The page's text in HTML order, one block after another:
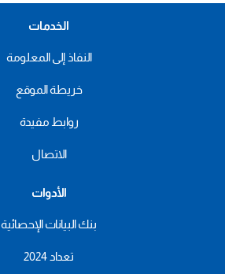
الخدمات
النفاذ إلى المعلومة
خريطة الموقع
روابط مفيدة
الاتصال
الأدوات
بنك البيانات الإحصائية
تعداد 2024